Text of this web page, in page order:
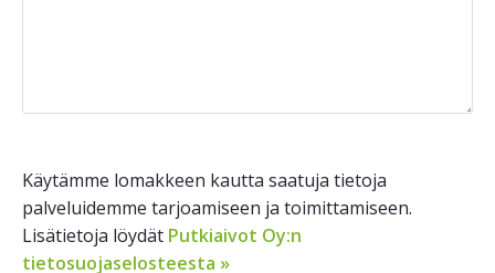
Käytämme lomakkeen kautta saatuja tietoja
palveluidemme tarjoamiseen ja toimittamiseen.
Lisätietoja löydät Putkiaivot Oy:n
tietosuojaselosteesta »